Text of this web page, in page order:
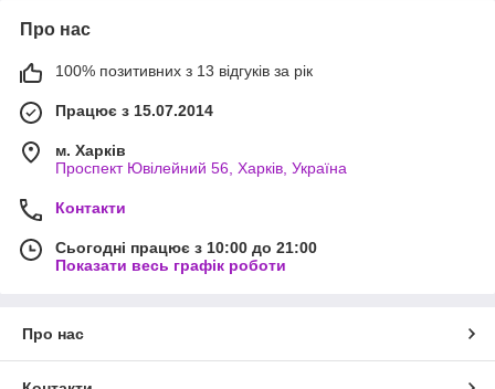
Про нас
100% позитивних з 13 відгуків за рік
Працює з 15.07.2014
м. Харків
Проспект Ювілейний 56, Харків, Україна
Контакти
Сьогодні працює з 10:00 до 21:00
Показати весь графік роботи
Про нас